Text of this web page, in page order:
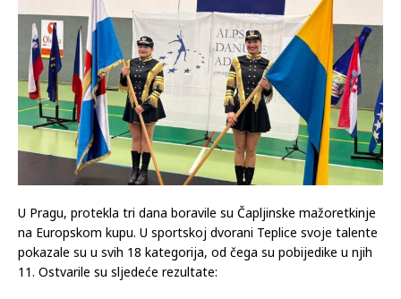
U Pragu, protekla tri dana boravile su Čapljinske mažoretkinje
na Europskom kupu. U sportskoj dvorani Teplice svoje talente
pokazale su u svih 18 kategorija, od čega su pobijedike u njih
11. Ostvarile su sljedeće rezultate: